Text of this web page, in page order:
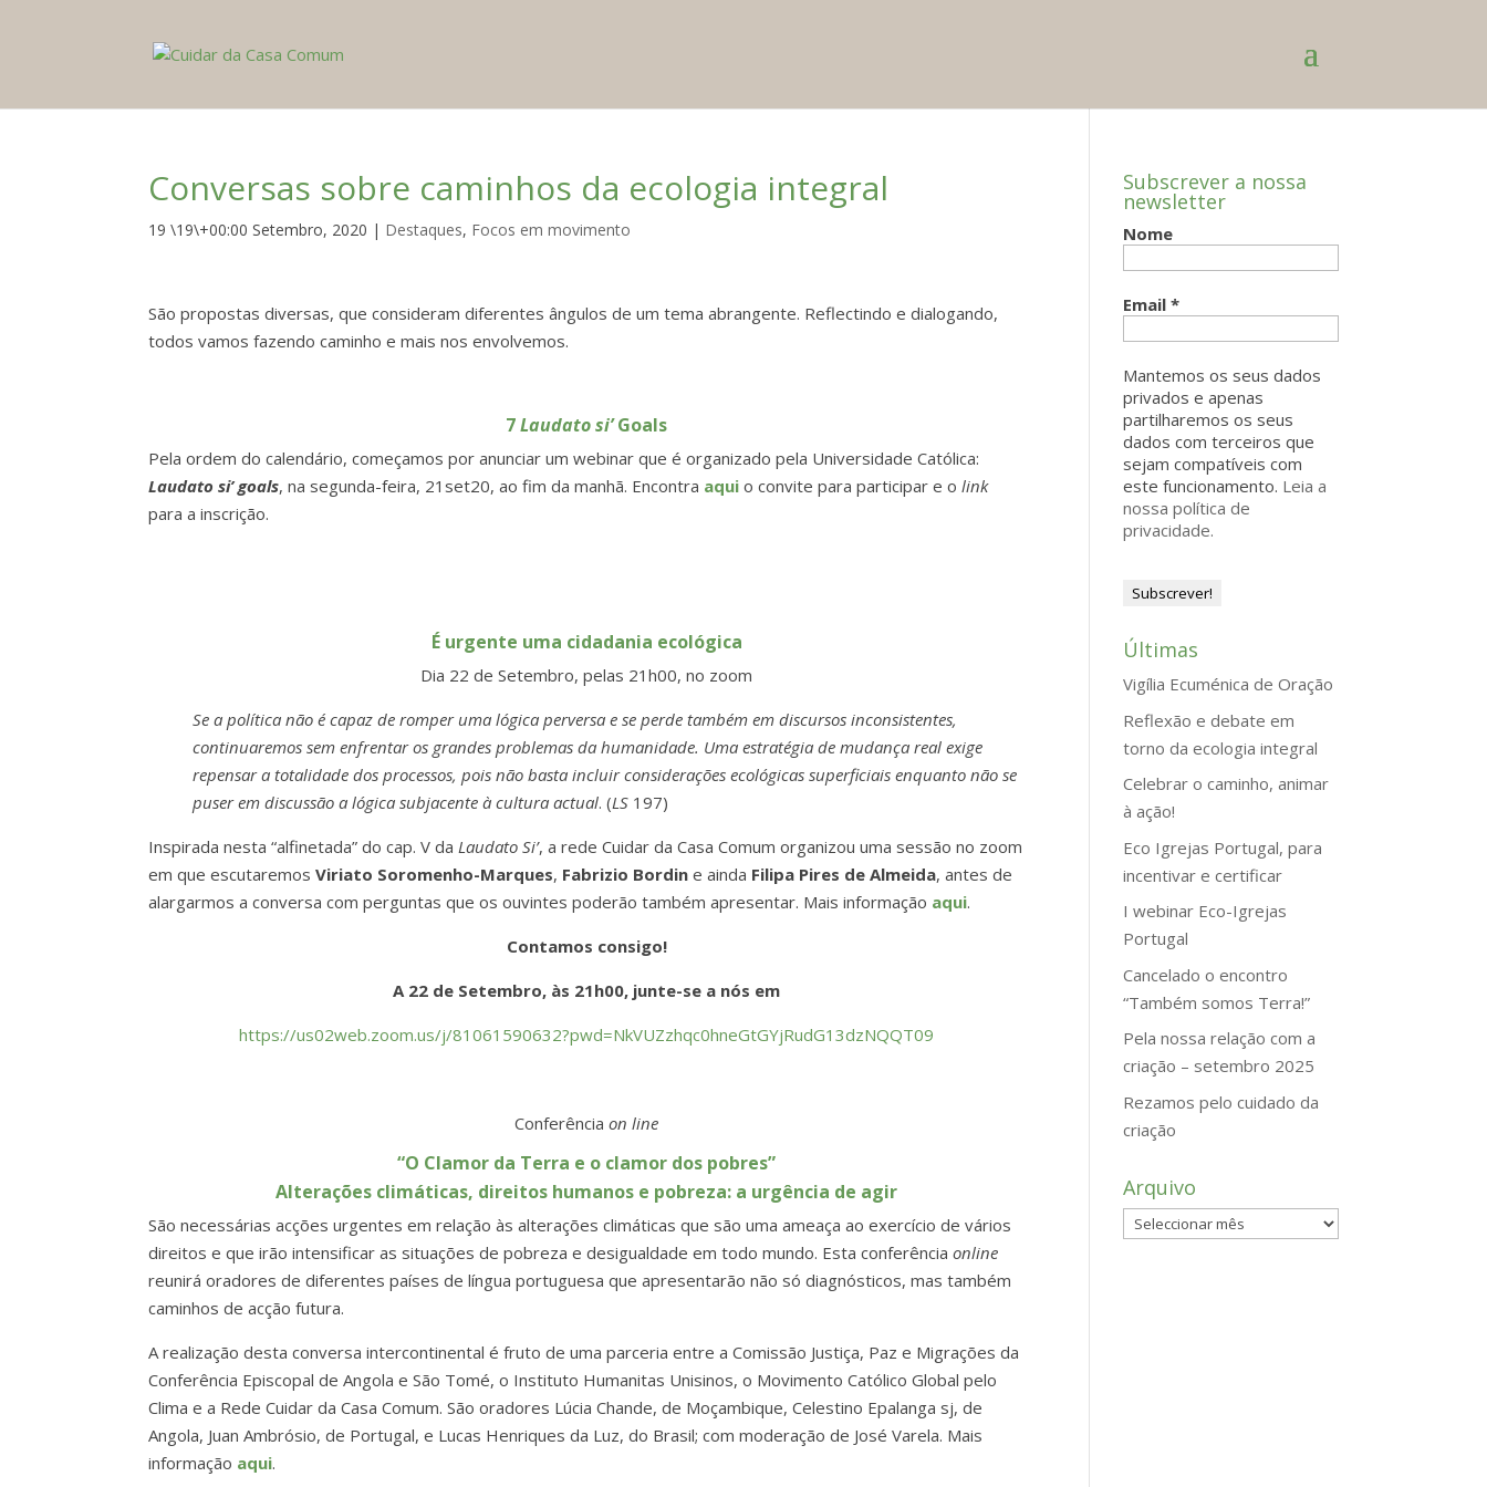
Conversas sobre caminhos da ecologia integral
19 \19\+00:00 Setembro, 2020 | Destaques, Focos em movimento
São propostas diversas, que consideram diferentes ângulos de um tema abrangente. Reflectindo e dialogando,
todos vamos fazendo caminho e mais nos envolvemos.
7Laudato si’Goals
Pela ordem do calendário, começamos por anunciar um webinar que é organizado pela Universidade Católica:
Laudato si’ goals, na segunda-feira, 21set20, ao fim da manhã. Encontra aqui o convite para participar e olink
para a inscrição.
É urgente uma cidadania ecológica
Dia 22 de Setembro, pelas 21h00, no zoom
Se a política não é capaz de romper uma lógica perversa e se perde também em discursos inconsistentes,
continuaremos sem enfrentar os grandes problemas da humanidade. Uma estratégia de mudança real exige
repensar a totalidade dos processos, pois não basta incluir considerações ecológicas superficiais enquanto não se
puser em discussão a lógica subjacente à cultura actual. (LS 197)
Inspirada nesta “alfinetada” do cap. V daLaudato Si’, a rede Cuidar da Casa Comum organizou uma sessão no zoom
em que escutaremosViriato Soromenho-Marques, Fabrizio Bordin e ainda Filipa Pires de Almeida, antes de
alargarmos a conversa com perguntas que os ouvintes poderão também apresentar. Mais informação aqui.
Contamos consigo!
A 22 de Setembro, às 21h00, junte-se a nós em
https://us02web.zoom.us/j/81061590632?pwd=NkVUZzhqc0hneGtGYjRudG13dzNQQT09
Conferênciaon line
“O Clamor da Terra e o clamor dos pobres”
Alterações climáticas, direitos humanos e pobreza: a urgência de agir
São necessárias acções urgentes em relação às alterações climáticas que são uma ameaça ao exercício de vários
direitos e que irão intensificar as situações de pobreza e desigualdade em todo mundo. Esta conferênciaonline
reunirá oradores de diferentes países de língua portuguesa que apresentarão não só diagnósticos, mas também
caminhos de acção futura.
A realização desta conversa intercontinental é fruto de uma parceria entre a Comissão Justiça, Paz e Migrações da
Conferência Episcopal de Angola e São Tomé, o Instituto Humanitas Unisinos, o Movimento Católico Global pelo
Clima e a Rede Cuidar da Casa Comum. São oradores Lúcia Chande, de Moçambique, Celestino Epalanga sj, de
Angola, Juan Ambrósio, de Portugal, e Lucas Henriques da Luz, do Brasil; com moderação de José Varela. Mais
informação aqui.
Subscrever a nossa
newsletter
Nome
Email*
Mantemos os seus dados
privados e apenas
partilharemos os seus
dados com terceiros que
sejam compatíveis com
este funcionamento. Leia a
nossa política de
privacidade.
Últimas
Vigília Ecuménica de Oração
Reflexão e debate em
torno da ecologia integral
Celebrar o caminho, animar
à ação!
Eco Igrejas Portugal, para
incentivar e certificar
I webinar Eco-Igrejas
Portugal
Cancelado o encontro
“Também somos Terra!”
Pela nossa relação com a
criação – setembro 2025
Rezamos pelo cuidado da
criação
Arquivo
Arquivo